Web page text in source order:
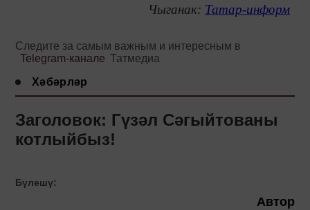
Чыганак: Татар-информ
Следите за самым важным и интересным в
Telegram-канале Татмедиа
Хәбәрләр
Заголовок: Гүзәл Сәгыйтованы
котлыйбыз!
Бүлешү:
Автор